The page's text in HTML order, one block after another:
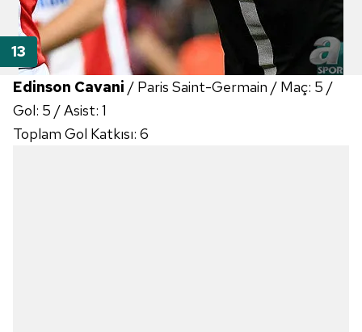
Edinson Cavani / Paris Saint-Germain / Maç: 5 /
Gol: 5 / Asist: 1
Toplam Gol Katkısı: 6